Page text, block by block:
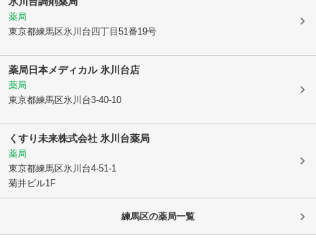
薬局
東京都練馬区氷川台四丁目51番19号
薬局日本メディカル 氷川台店
薬局
東京都練馬区氷川台3-40-10
くすり未来株式会社 氷川台薬局
薬局
東京都練馬区氷川台4-51-1
菊井ビル1F
練馬区の薬局一覧